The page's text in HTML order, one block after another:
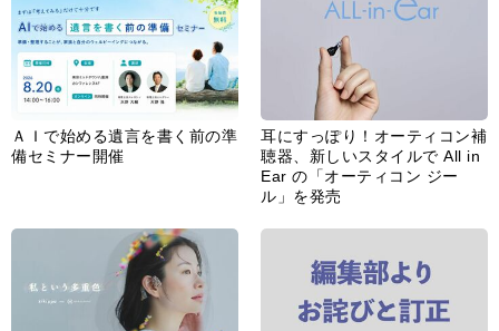
ＡＩで始める遺言を書く前の準
備セミナー開催
耳にすっぽり！オーティコン補
聴器、新しいスタイルで All in
Ear の「オーティコン ジー
ル」を発売